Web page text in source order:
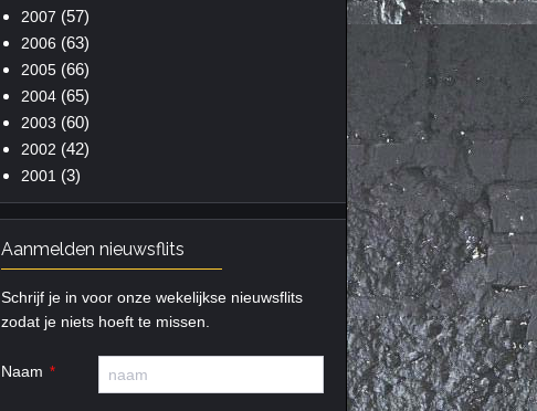
2007 (57)
2006 (63)
2005(66)
2004(65)
2003 (60)
2002 (42)
2001 (3)
Aanmelden nieuwsflits
Schrijf je in voor onze wekelijkse nieuwsflits
zodat je niets hoeft te missen.
Naam